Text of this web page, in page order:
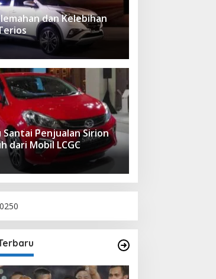
dan Kelebihan
Penjualan Sirion
dari Mobil LCGC